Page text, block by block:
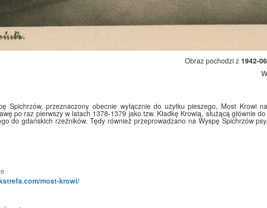
Obraz pochodzi z 1942-
Spichrzów, przeznaczony obecnie wyłącznie do użytku pieszego, Most Krowi
po raz pierwszy w latach 1378-1379 jako tzw. Kładkę Krowią, służącą głównie
do gdańskich rzeźników. Tędy również przeprowadzano na Wyspę Spichrzów
most-krowi/